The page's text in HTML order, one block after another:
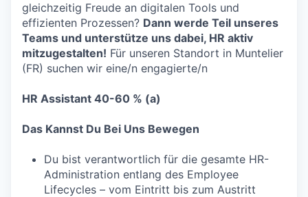
gleichzeitig Freude an digitalen Tools und
effizienten Prozessen? Dann werde Teil unseres
Teams und unterstütze uns dabei, HR aktiv
mitzugestalten! Für unseren Standort in Muntelier
(FR) suchen wir eine/n engagierte/n
HR Assistant 40-60 % (a)
Das Kannst Du Bei Uns Bewegen
Du bist verantwortlich für die gesamte HR-
Administration entlang des Employee
Lifecycles – vom Eintritt bis zum Austritt